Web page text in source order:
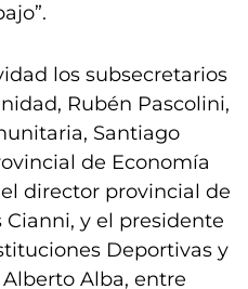
los subsecretarios
Rubén Pascolini,
Santiago
de Economía
director provincial de
Cianni, y el presidente
Deportivas y
Alba, entre